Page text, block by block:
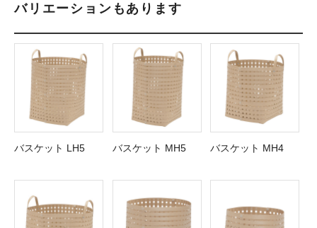
バリエーションもあります
バスケット LH5 バスケット MH5 バスケット MH4